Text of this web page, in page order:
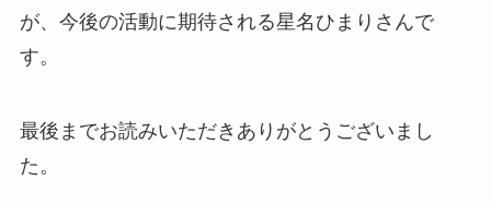
が、今後の活動に期待される星名ひまりさんで
す。
最後までお読みいただきありがとうございまし
た。